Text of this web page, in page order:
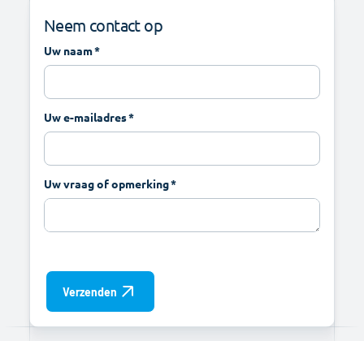
Neem contact op
Uw naam
Uw e-mailadres
Uw vraag of opmerking
Verzenden